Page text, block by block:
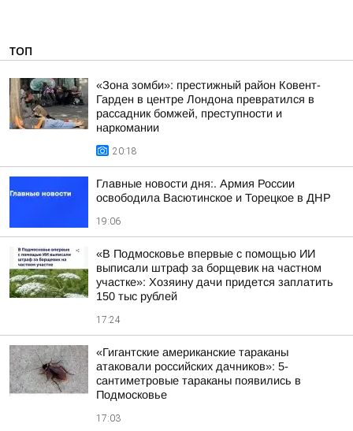
ТОП
«Зона зомби»: престижный район Ковент-
Гарден в центре Лондона превратился в
рассадник бомжей, преступности и
наркомании
20:18
Главные новости дня:. Армия России
освободила Васютинское и Торецкое в ДНР
19:06
«В Подмосковье впервые с помощью ИИ
выписали штраф за борщевик на частном
участке»: Хозяину дачи придется заплатить
150 тыс рублей
17:24
«Гигантские американские тараканы
атаковали российских дачников»: 5-
сантиметровые тараканы появились в
Подмосковье
17:03